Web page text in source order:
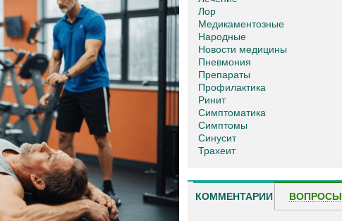
Лор
Медикаментозные
Народные
Новости медицины
Пневмония
Препараты
Профилактика
Ринит
Симптоматика
Симптомы
Синусит
Трахеит
КОММЕНТАРИИ ВОПРОСЫ